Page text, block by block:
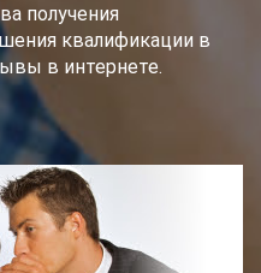
получения
квалификации в
в интернете.